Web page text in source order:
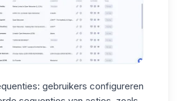
gebruikers configureren